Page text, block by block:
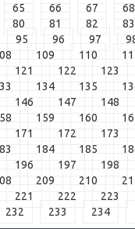
65 66 67 68
80 81 82 83
95 96 97
109 110
121 122 123
134 135
146 147 148
159 160
171 172 173
184 185
196 197 198
209 210
221 222 223
232 233 234